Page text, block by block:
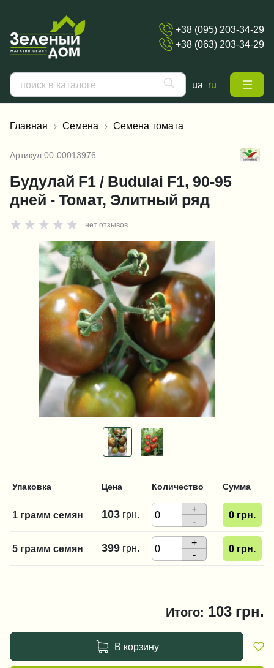
+38 (095) 203-34-29
+38 (063) 203-34-29
ua ru
Главная Семена Семена томата
Артикул 00-00013976
Будулай F1 / Budulai F1, 90-95
дней - Томат, Элитный ряд
нет отзывов
Упаковка Цена Количество Сумма
1 грамм семян 103 грн.
+
-
0 грн.
5 грамм семян 399 грн.
+
-
0 грн.
Итого: 103 грн.
В корзину